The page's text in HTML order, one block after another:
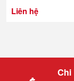
Liên hệ
Chi